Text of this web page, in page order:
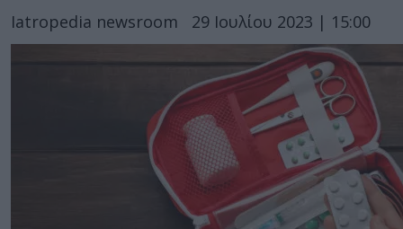
Iatropedia newsroom 29 Ιουλίου 2023 | 15:00